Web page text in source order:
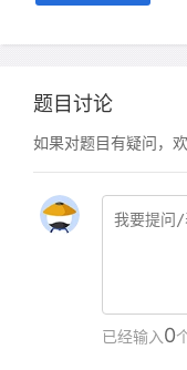
题目讨论
如果对题目有疑问，
已经输入0